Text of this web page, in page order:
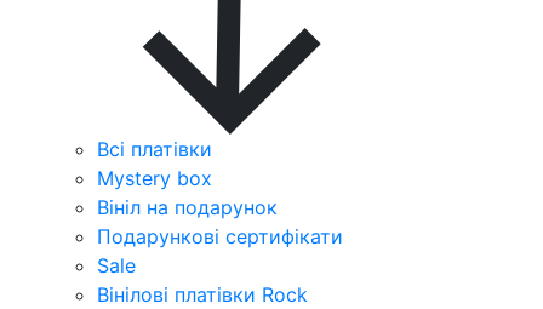
Всі платівки
Mystery box
Вініл на подарунок
Подарункові сертифікати
Sale
Вінілові платівки Rock